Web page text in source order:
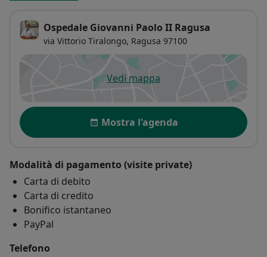
Ospedale Giovanni Paolo II Ragusa
via Vittorio Tiralongo, Ragusa 97100
Vedi mappasi apre in una nuova scheda
Disponibilità
Mostra l'agenda
Modalità di pagamento (visite private)
Carta di debito
Carta di credito
Bonifico istantaneo
PayPal
Telefono